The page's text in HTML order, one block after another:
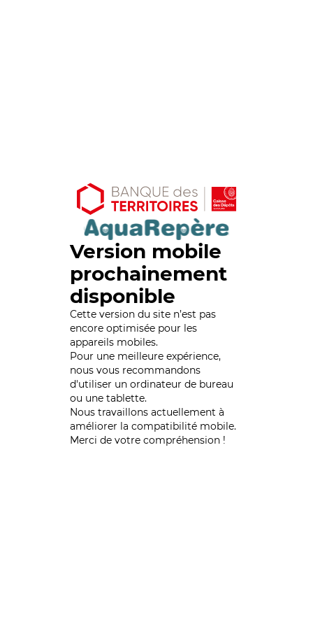
Version mobile
prochainement
disponible
Cette version du site n’est pas
encore optimisée pour les
appareils mobiles.
Pour une meilleure expérience,
nous vous recommandons
d'utiliser un ordinateur de bureau
ou une tablette.
Nous travaillons actuellement à
améliorer la compatibilité mobile.
Merci de votre compréhension !